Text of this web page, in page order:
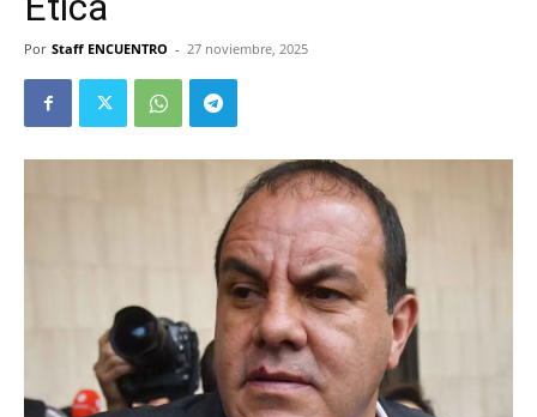
Por Staff ENCUENTRO - 27 noviembre, 2025